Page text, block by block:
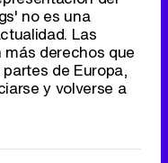
no es una
Las
derechos que
de Europa,
y volverse a